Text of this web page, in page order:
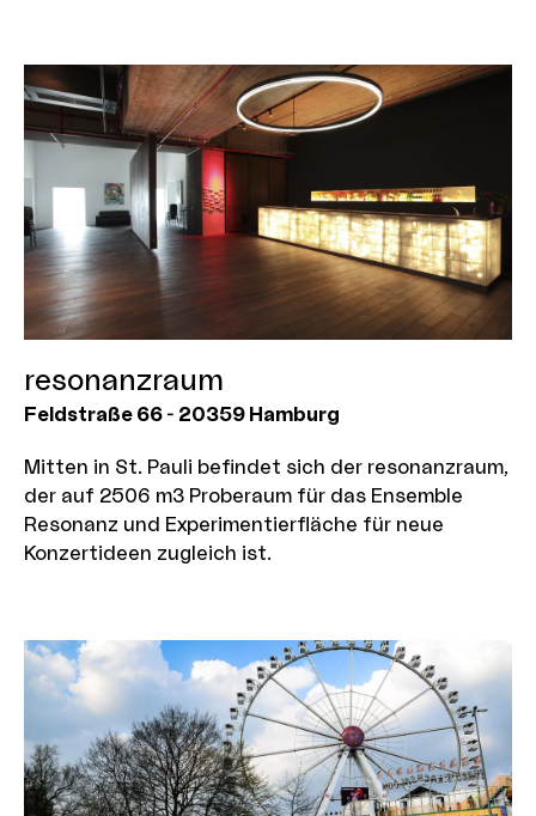
immer noch vielfältig. Neben Einzelhändlern aller
Nationalitäten, vielen Restaurants und Imbissen
findet man dort eine bunte Mischung aus
Boutiquen für Avantgardemode, Second-Hand
Kleidung und Schuhe sowie Trödelläden mit
Möbeln, Kitsch und Kleinkram.
resonanzraum
Feldstraße 66 - 20359 Hamburg
Mitten in St. Pauli befindet sich der resonanzraum,
der auf 2506 m3 Proberaum für das Ensemble
Resonanz und Experimentierfläche für neue
Konzertideen zugleich ist.